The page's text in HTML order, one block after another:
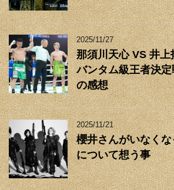
2025/11/27
那須川天心 VS 井
バンタム級王者決
の感想
2025/11/21
櫻井さんがいなく
について想う事